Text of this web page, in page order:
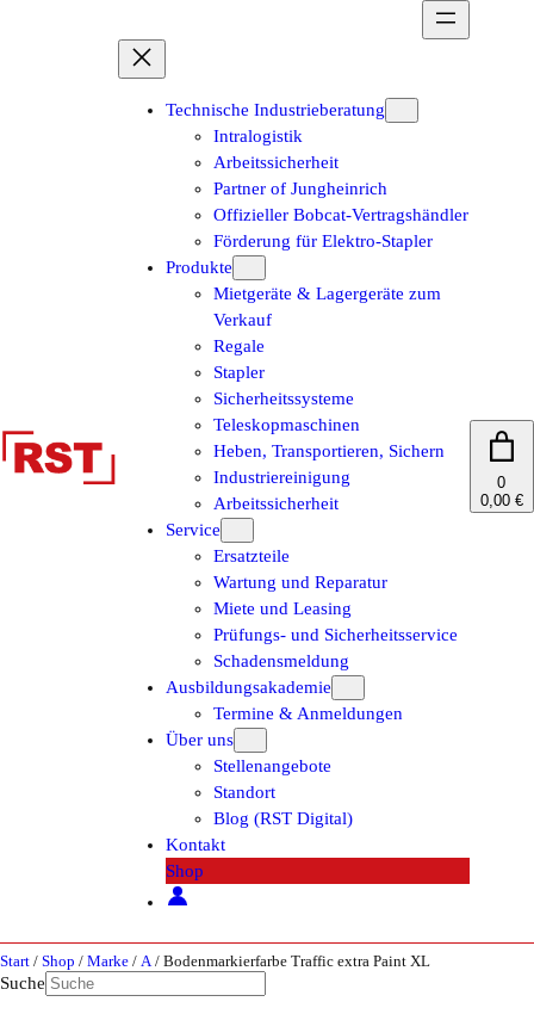
Technische Industrieberatung
Intralogistik
Arbeitssicherheit
Partner of Jungheinrich
Offizieller Bobcat-Vertragshändler
Förderung für Elektro-Stapler
Produkte
Mietgeräte & Lagergeräte zum
Verkauf
Regale
Stapler
Sicherheitssysteme
Teleskopmaschinen
Heben, Transportieren, Sichern
Industriereinigung
Arbeitssicherheit
Service
Ersatzteile
Wartung und Reparatur
Miete und Leasing
Prüfungs- und Sicherheitsservice
Schadensmeldung
Ausbildungsakademie
Termine & Anmeldungen
Über uns
Stellenangebote
Standort
Blog (RST Digital)
Kontakt
Shop
0
0,00 €
Start / Shop / Marke / A/ Bodenmarkierfarbe Traffic extra Paint XL
Suche